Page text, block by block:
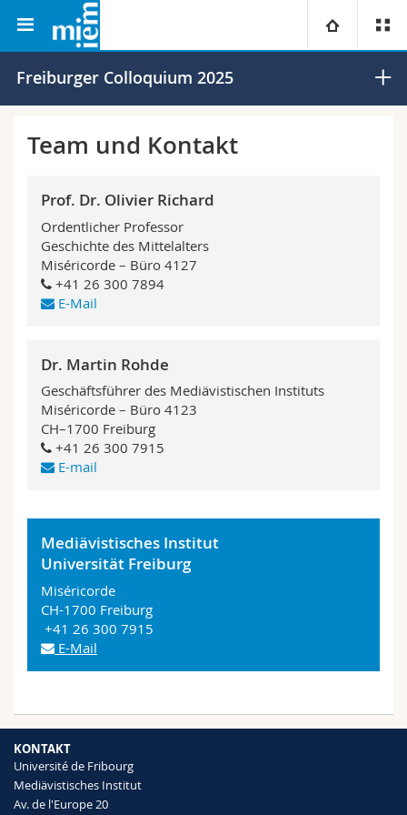
Universität
Forschung
Universität
Rechtswissenschaftliche Fak.
Wirtschafts- und Sozialwissenschaftliche Fak.
Fak. für Erziehungs- und Bildungswissenschaften
Math.-Nat. und Med. Fak.
Interfakultär
Studieninteressierte
Studierende
Forschende
Mitarbeitende
Doktorierende
Ressourcen
Personenverzeichnis
Bibliotheken
Webmail
Vorlesungsverzeichnis
MyUnifr
Philosophische Fakultät Mediävistisches Institut
Freiburger Colloquium 2025
Team und Kontakt
Prof. Dr. Olivier Richard
Ordentlicher Professor
Geschichte des Mittelalters
Miséricorde – Büro 4127
+41 26 300 7894
E-Mail
Dr. Martin Rohde
Geschäftsführer des Mediävistischen Instituts
Miséricorde – Büro 4123
CH–1700 Freiburg
+41 26 300 7915
E-mail
Mediävistisches Institut
Universität Freiburg
Miséricorde
CH-1700 Freiburg
+41 26 300 7915
E-Mail
KONTAKT
Université de Fribourg
Mediävistisches Institut
Av. de l'Europe 20